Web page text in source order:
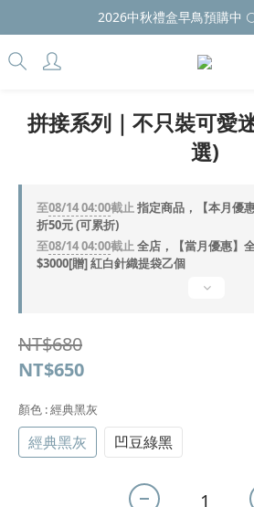
2026中秋禮盒早鳥預購中
拼接系列｜不只裝可愛
選)
至08/14 04:00截止指定商品，【本月優
折50元 (可累折)
至08/14 04:00截止全店，【當月優惠】
$3000[贈] 紅白針織提袋乙個
NT$680
NT$650
顏色 : 經典黑灰
經典黑灰 凹豆綠黑